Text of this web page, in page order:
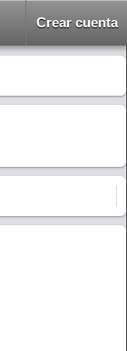
Crear cuenta